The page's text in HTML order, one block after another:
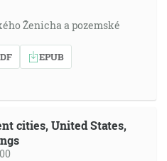
Ženicha a pozemské
EPUB
cities, United States,